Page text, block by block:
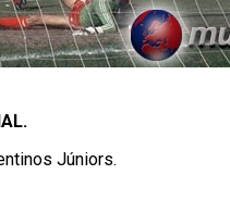
Júniors.